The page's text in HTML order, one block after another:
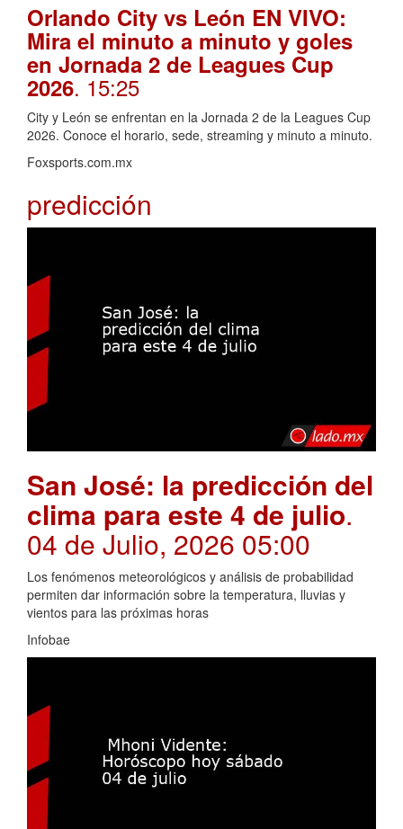
Orlando City vs León EN VIVO:
Mira el minuto a minuto y goles
en Jornada 2 de Leagues Cup
2026. 15:25
City y León se enfrentan en la Jornada 2 de la Leagues Cup
2026. Conoce el horario, sede, streaming y minuto a minuto.
Foxsports.com.mx
predicción
San José: la predicción del
clima para este 4 de julio.
04 de Julio, 2026 05:00
Los fenómenos meteorológicos y análisis de probabilidad
permiten dar información sobre la temperatura, lluvias y
vientos para las próximas horas
Infobae